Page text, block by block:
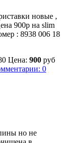
новые ,
900р на slim
: 8938 006 18
Цена: 900 руб
0
но не